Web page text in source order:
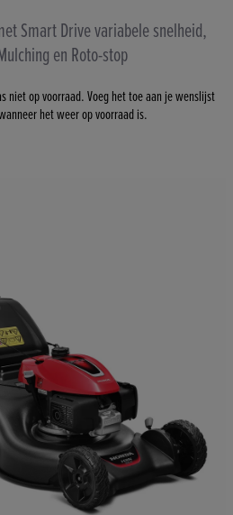
Smart Drive variabele snelheid,
en Roto-stop
niet op voorraad. Voeg het toe aan je wenslijst
het weer op voorraad is.